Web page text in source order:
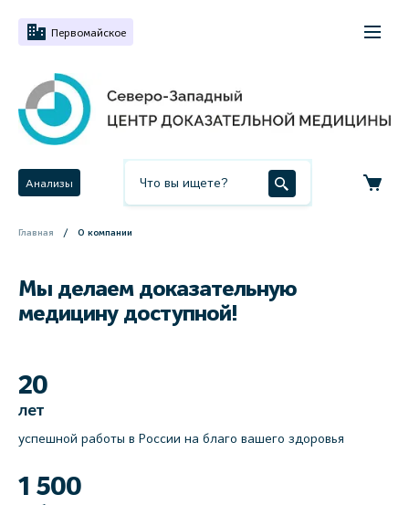
Первомайское
Анализы
Главная О компании
Мы делаем доказательную
медицину доступной!
20
лет
успешной работы в России на благо вашего здоровья
1 500